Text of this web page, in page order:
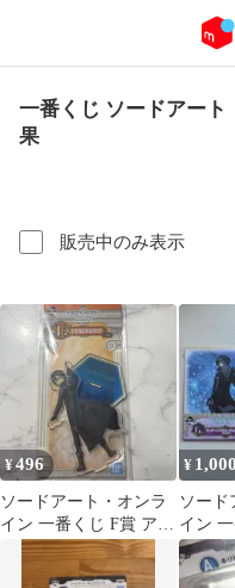
一番くじ ソードアート
果
販売中のみ表示
¥496
ソードアート・オンラ
イン 一番くじ F賞 アク
リルスタンド キリト
¥ 1,000
ソード
イン
色紙 2